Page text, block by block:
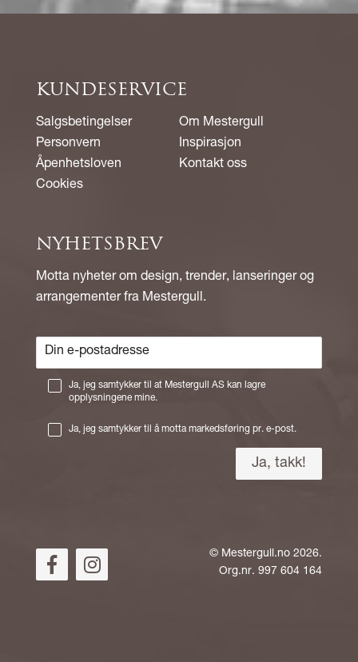
KUNDESERVICE
Salgsbetingelser
Personvern
Åpenhetsloven
Cookies
Om Mestergull
Inspirasjon
Kontakt oss
NYHETSBREV
Motta nyheter om design, trender, lanseringer og
arrangementer fra Mestergull.
Ja, jeg samtykker til at Mestergull AS kan lagre
opplysningene mine.
Ja, jeg samtykker til å motta markedsføring pr. e-post.
© Mestergull.no 2026.
Org.nr. 997 604 164